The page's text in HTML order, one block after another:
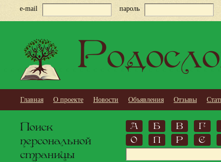
e-mail пароль
Главная О проекте Новости Объявления Отзывы
Поиск
персональной
страницы
А Б В
Г
О
П Р С